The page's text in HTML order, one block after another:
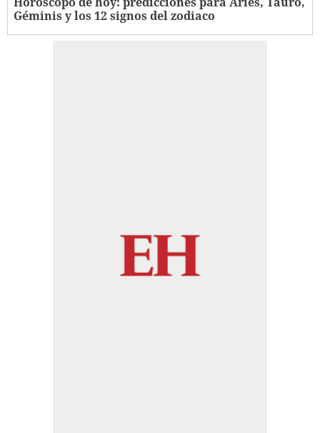
Géminis y los 12 signos del zodiaco